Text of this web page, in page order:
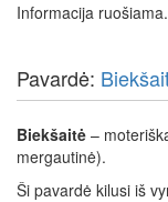
Informacija
Pavardė:
Biekšaitė –
mergautinė).
Ši pavardė kilusi iš